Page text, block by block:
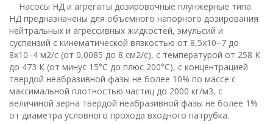
Насосы НД и агрегаты дозировочные плунжерные типа
НД предназначены для объемного напорного дозирования
нейтральных и агрессивных жидкостей, эмульсий и
суспензий с кинематической вязкостью от 8,5х10–7 до
8х10–4 м2/с (от 0,0085 до 8 см2/с), с температурой от 258 К
до 473 К (от минус 15°С до плюс 200°С), с концентрацией
твердой неабразивной фазы не более 10% по массе с
максимальной плотностью частиц до 2000 кг/м3, с
величиной зерна твердой неабразивной фазы не более 1%
от диаметра условного прохода входного патрубка.